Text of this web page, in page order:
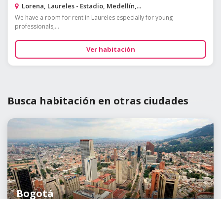
Lorena, Laureles - Estadio, Medellín,...
We have a room for rent in Laureles especially for young
professionals,...
Ver habitación
Busca habitación en otras ciudades
Bogotá